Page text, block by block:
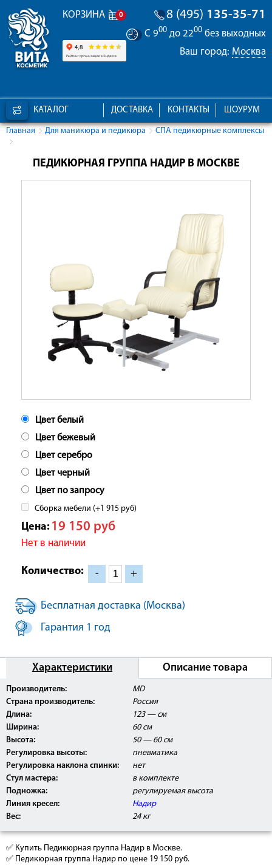
КОРЗИНА 0 8 (495) 135-35-71
С 900 до 2200 без выходных
Ваш город: Москва
КАТАЛОГ ШОУРУМ
КОНТАКТЫ
ДОСТАВКА
Главная Для маникюра и педикюра СПА педикюрные комплексы
ПЕДИКЮРНАЯ ГРУППА НАДИР В МОСКВЕ
Цвет белый
Цвет бежевый
Цвет серебро
Цвет черный
Цвет по запросу
Сборка мебели (+1 915 руб)
Цена: 19 150 руб
Нет в наличии
Количество: - +
Бесплатная доставка (Москва)
Гарантия 1 год
Характеристики Описание товара
Производитель:
MD
Страна производитель:
Россия
Длина:
123 — см
Ширина:
60 см
Высота:
50 — 60 см
Регулировка высоты:
пневматика
Регулировка наклона спинки:
нет
Стул мастера:
в комплекте
Подножка:
регулируемая высота
Линия кресел:
Надир
Вес:
24 кг
педикюрное кресло с изменением высоты
педикюрная подставка под ногу с механической регулировкой
высоты
подставка под гидромассажную ванночку
✅ Купить Педикюрная группа Надир в Москве.
✅ Педикюрная группа Надир по цене 19 150 руб.